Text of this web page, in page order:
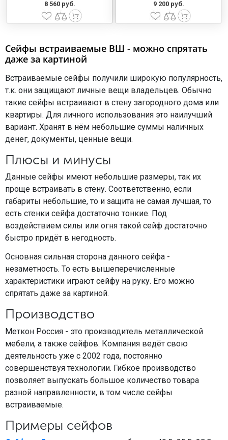
8 560 руб. 9 200 руб.
Сейфы встраиваемые ВШ - можно спрятать
даже за картиной
Встраиваемые сейфы получили широкую популярность,
т.к. они защищают личные вещи владельцев. Обычно
такие сейфы встраивают в стену загородного дома или
квартиры. Для личного использования это наилучший
вариант. Хранят в нём небольшие суммы наличных
денег, документы, ценные вещи.
Плюсы и минусы
Данные сейфы имеют небольшие размеры, так их
проще встраивать в стену. Соответственно, если
габариты небольшие, то и защита не самая лучшая, то
есть стенки сейфа достаточно тонкие. Под
воздействием силы или огня такой сейф достаточно
быстро придёт в негодность.
Основная сильная сторона данного сейфа -
незаметность. То есть вышеперечисленные
характеристики играют сейфу на руку. Его можно
спрятать даже за картиной.
Производство
Меткон Россия - это производитель металлической
мебели, а также сейфов. Компания ведёт свою
деятельность уже с 2002 года, постоянно
совершенствуя технологии. Гибкое производство
позволяет выпускать большое количество товара
разной направленности, в том числе сейфы
встраиваемые.
Примеры сейфов